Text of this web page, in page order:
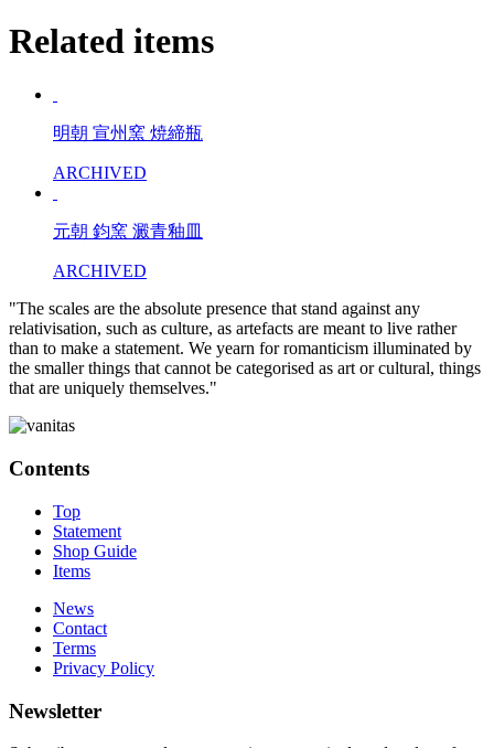
Related items
明朝 宣州窯 焼締瓶
ARCHIVED
元朝 鈞窯 澱青釉皿
ARCHIVED
"The scales are the absolute presence that stand against any
relativisation, such as culture, as artefacts are meant to live rather
than to make a statement. We yearn for romanticism illuminated by
the smaller things that cannot be categorised as art or cultural, things
that are uniquely themselves."
Contents
Top
Statement
Shop Guide
Items
News
Contact
Terms
Privacy Policy
Newsletter